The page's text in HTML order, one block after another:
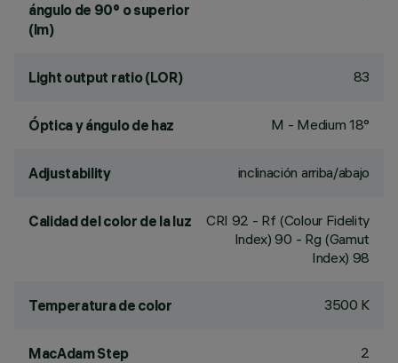
ángulo de 90° o superior
(lm)
Light output ratio (LOR) 83
Óptica y ángulo de haz M - Medium 18°
Adjustability inclinación arriba/abajo
Calidad del color de la luz CRI 92 - Rf (Colour Fidelity
Index) 90 - Rg (Gamut
Index) 98
Temperatura de color 3500 K
MacAdam Step 2